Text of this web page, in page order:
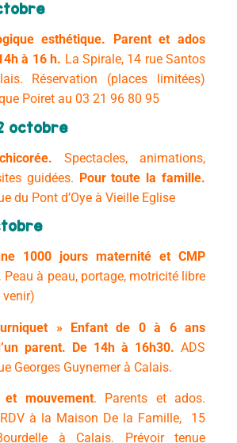
esthétique.
Parent et ados
à 16 h. La Spirale, 14 rue Santos
Réservation (places limitées)
Poiret au 03 21 96 80 95
octobre
Spectacles, animations,
guidées. Pour toute la famille.
du Pont d’Oye à Vieille Eglise
1000 jours maternité et CMP
Peau à peau, portage, motricité libre
» Enfant de 0 à 6 ans
parent. De 14h à 16h30. ADS
Georges Guynemer à Calais.
mouvement. Parents et ados.
à la Maison De la Famille, 15
à Calais. Prévoir tenue